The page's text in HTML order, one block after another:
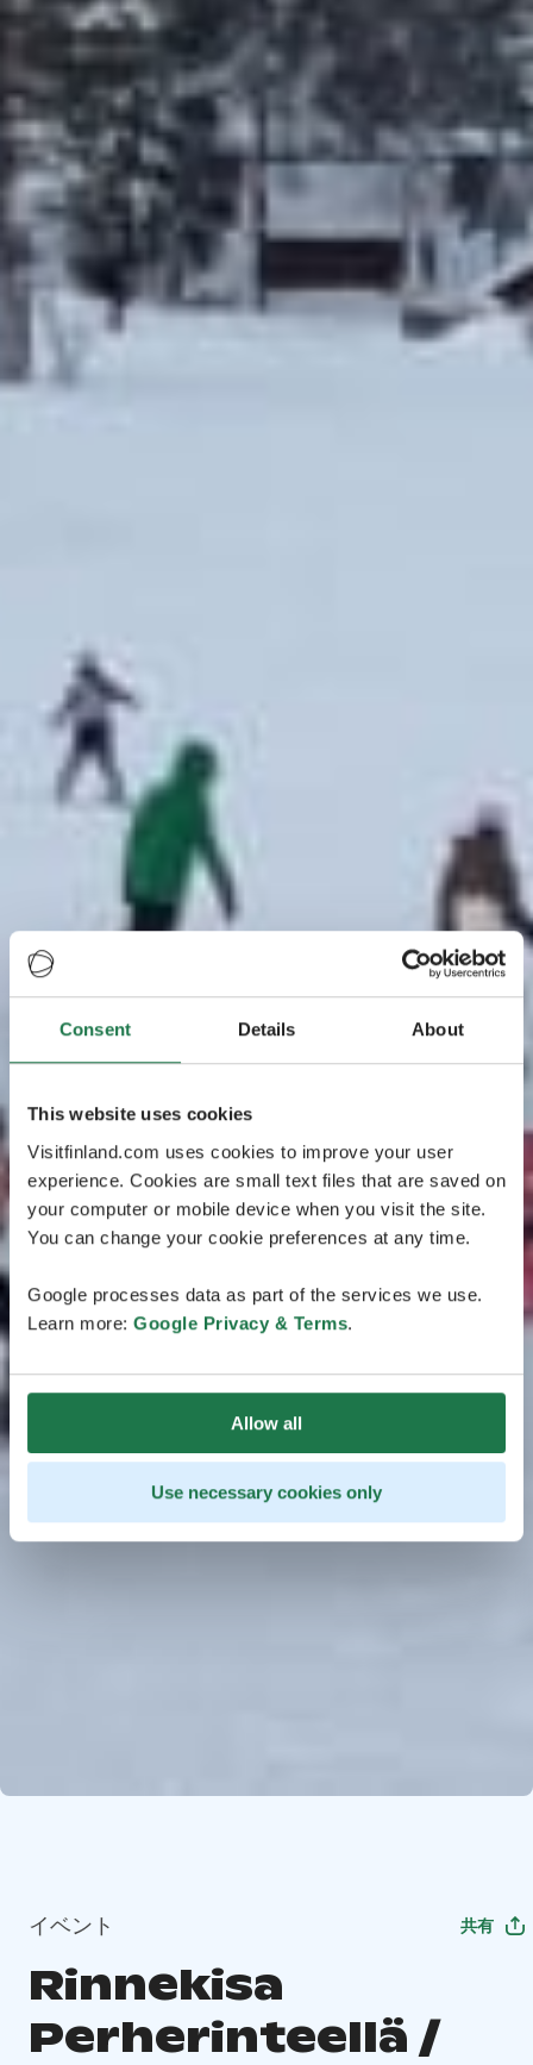
Consent Details About
This website uses cookies
Visitfinland.com uses cookies to improve your user
experience. Cookies are small text files that are saved on
your computer or mobile device when you visit the site.
You can change your cookie preferences at any time.
Google processes data as part of the services we use.
Learn more: Google Privacy & Terms.
Allow all
Use necessary cookies only
イベント 共有
Rinnekisa
Perherinteellä /